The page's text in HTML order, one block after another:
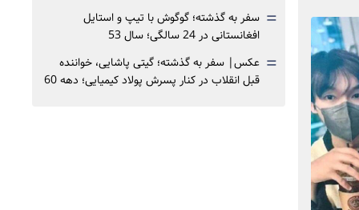
= سفر به گذشته؛ گوگوش با تیپ و استایل
افغانستانی در 24 سالگی؛ سال 53
= عکس| سفر به گذشته؛ گیتی پاشایی، خواننده
قبل انقلاب در کنار پسرش پولاد کیمیایی؛ دهه 60